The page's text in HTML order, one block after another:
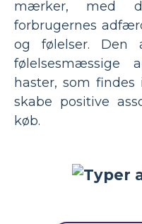
mærker, med
forbrugernes
og følelser. Den
følelsesmæssige
haster, som
skabe positive
køb.